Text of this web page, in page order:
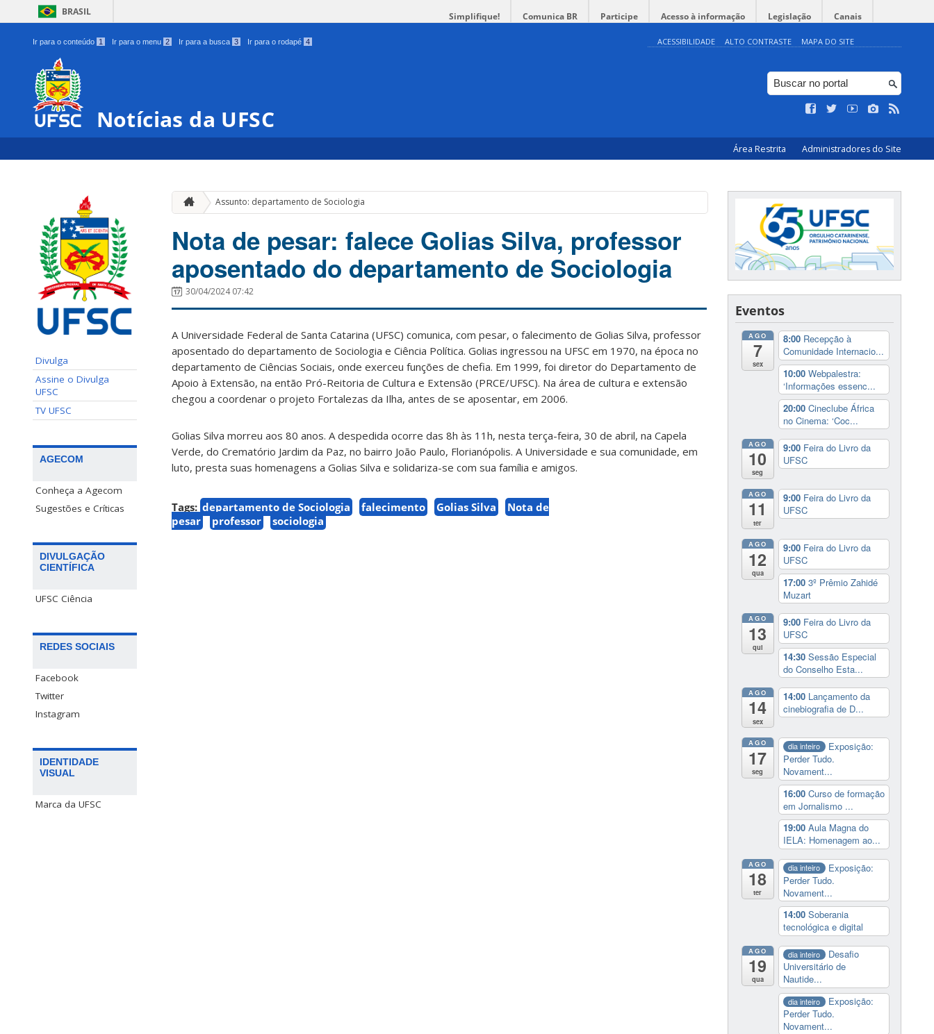
BRASIL Simplifique! Comunica BR Participe Acesso à informação Legislação Canais
Ir para o conteúdo 1 Ir para o menu 2 Ir para a busca 3 Ir para o rodapé 4 ACESSIBILIDADE ALTO CONTRASTE MAPA DO SITE
Notícias da UFSC
Área Restrita Administradores do Site
Divulga
Assine o Divulga
UFSC
TV UFSC
AGECOM
Conheça a Agecom
Sugestões e Críticas
DIVULGAÇÃO
CIENTÍFICA
UFSC Ciência
REDES SOCIAIS
Facebook
Twitter
Instagram
IDENTIDADE
VISUAL
Marca da UFSC
Assunto: departamento de Sociologia
Nota de pesar: falece Golias Silva, professor
aposentado do departamento de Sociologia
30/04/2024 07:42
A Universidade Federal de Santa Catarina (UFSC) comunica, com pesar, o falecimento de Golias Silva, professor
aposentado do departamento de Sociologia e Ciência Política. Golias ingressou na UFSC em 1970, na época no
departamento de Ciências Sociais, onde exerceu funções de chefia. Em 1999, foi diretor do Departamento de
Apoio à Extensão, na então Pró-Reitoria de Cultura e Extensão (PRCE/UFSC). Na área de cultura e extensão
chegou a coordenar o projeto Fortalezas da Ilha, antes de se aposentar, em 2006.
Golias Silva morreu aos 80 anos. A despedida ocorre das 8h às 11h, nesta terça-feira, 30 de abril, na Capela
Verde, do Crematório Jardim da Paz, no bairro João Paulo, Florianópolis. A Universidade e sua comunidade, em
luto, presta suas homenagens a Golias Silva e solidariza-se com sua família e amigos.
Tags: departamento de Sociologia falecimento Golias Silva
Nota de
pesar
professor sociologia
Eventos
AGO
7
sex
8:00 Recepção à
Comunidade Internacio...
10:00 Webpalestra:
‘Informações essenc...
20:00 Cineclube África
no Cinema: ‘Coc...
AGO
10
seg
9:00 Feira do Livro da
UFSC
AGO
11
ter
9:00 Feira do Livro da
UFSC
AGO
12
qua
9:00 Feira do Livro da
UFSC
17:00 3º Prêmio Zahidé
Muzart
AGO
13
qui
9:00 Feira do Livro da
UFSC
14:30 Sessão Especial
do Conselho Esta...
AGO
14
sex
14:00 Lançamento da
cinebiografia de D...
AGO
17
seg
dia inteiro
Exposição:
Perder Tudo.
Novament...
16:00 Curso de formação
em Jornalismo ...
19:00 Aula Magna do
IELA: Homenagem ao...
AGO
18
ter
dia inteiro
Exposição:
Perder Tudo.
Novament...
14:00 Soberania
tecnológica e digital
AGO
19
qua
dia inteiro
Desafio
Universitário de
Nautide...
dia inteiro
Exposição:
Perder Tudo.
Novament...